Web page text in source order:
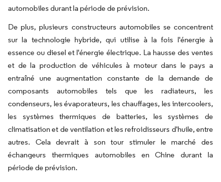
automobiles durant la période de prévision.
De plus, plusieurs constructeurs automobiles se concentrent
sur la technologie hybride, qui utilise à la fois l'énergie à
essence ou diesel et l'énergie électrique. La hausse des ventes
et de la production de véhicules à moteur dans le pays a
entraîné une augmentation constante de la demande de
composants automobiles tels que les radiateurs, les
condenseurs, les évaporateurs, les chauffages, les intercoolers,
les systèmes thermiques de batteries, les systèmes de
climatisation et de ventilation et les refroidisseurs d'huile, entre
autres. Cela devrait à son tour stimuler le marché des
échangeurs thermiques automobiles en Chine durant la
période de prévision.